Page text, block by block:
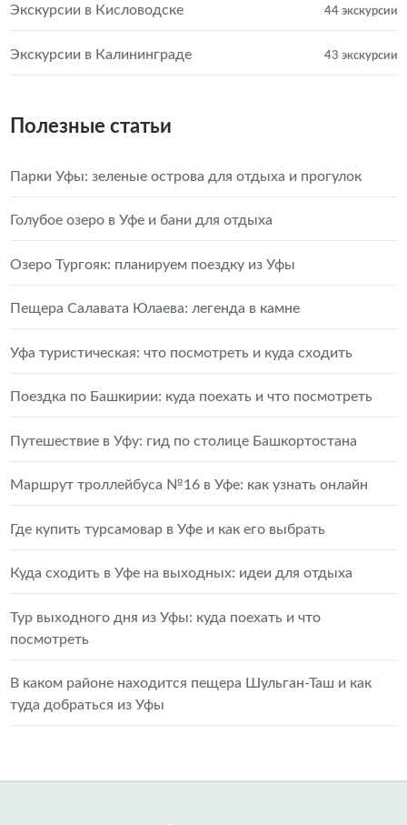
Экскурсии в Кисловодске 44 экскурсии
Экскурсии в Калининграде 43 экскурсии
Полезные статьи
Парки Уфы: зеленые острова для отдыха и прогулок
Голубое озеро в Уфе и бани для отдыха
Озеро Тургояк: планируем поездку из Уфы
Пещера Салавата Юлаева: легенда в камне
Уфа туристическая: что посмотреть и куда сходить
Поездка по Башкирии: куда поехать и что посмотреть
Путешествие в Уфу: гид по столице Башкортостана
Маршрут троллейбуса №16 в Уфе: как узнать онлайн
Где купить турсамовар в Уфе и как его выбрать
Куда сходить в Уфе на выходных: идеи для отдыха
Тур выходного дня из Уфы: куда поехать и что
посмотреть
В каком районе находится пещера Шульган-Таш и как
туда добраться из Уфы